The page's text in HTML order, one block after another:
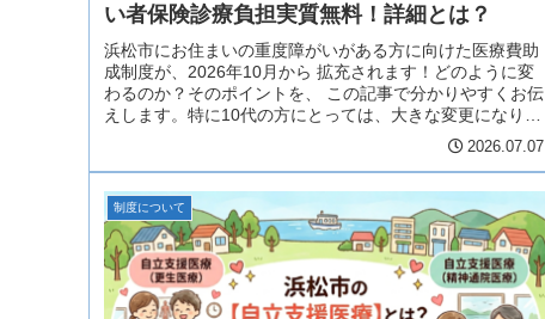
い者保険診療負担実質無料！詳細とは？
浜松市にお住まいの重度障がいがある方に向けた医療費助
成制度が、2026年10月から 拡充されます！どのように変
わるのか？そのポイントを、 この記事で分かりやすくお伝
えします。特に10代の方にとっては、大きな変更になりま
2026.07.07
制度について